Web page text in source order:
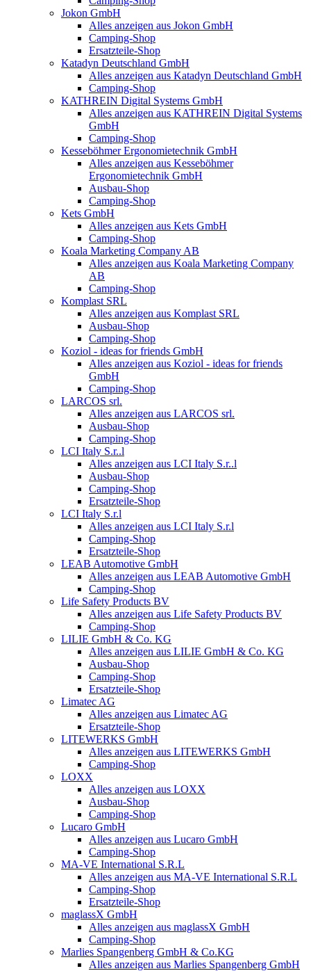
Jokon GmbH
Alles anzeigen aus Jokon GmbH
Camping-Shop
Ersatzteile-Shop
Katadyn Deutschland GmbH
Alles anzeigen aus Katadyn Deutschland GmbH
Camping-Shop
KATHREIN Digital Systems GmbH
Alles anzeigen aus KATHREIN Digital Systems
GmbH
Camping-Shop
Kesseböhmer Ergonomietechnik GmbH
Alles anzeigen aus Kesseböhmer
Ergonomietechnik GmbH
Ausbau-Shop
Camping-Shop
Kets GmbH
Alles anzeigen aus Kets GmbH
Camping-Shop
Koala Marketing Company AB
Alles anzeigen aus Koala Marketing Company
AB
Camping-Shop
Komplast SRL
Alles anzeigen aus Komplast SRL
Ausbau-Shop
Camping-Shop
Koziol - ideas for friends GmbH
Alles anzeigen aus Koziol - ideas for friends
GmbH
Camping-Shop
LARCOS srl.
Alles anzeigen aus LARCOS srl.
Ausbau-Shop
Camping-Shop
LCI Italy S.r..l
Alles anzeigen aus LCI Italy S.r..l
Ausbau-Shop
Camping-Shop
Ersatzteile-Shop
LCI Italy S.r.l
Alles anzeigen aus LCI Italy S.r.l
Camping-Shop
Ersatzteile-Shop
LEAB Automotive GmbH
Alles anzeigen aus LEAB Automotive GmbH
Camping-Shop
Life Safety Products BV
Alles anzeigen aus Life Safety Products BV
Camping-Shop
LILIE GmbH & Co. KG
Alles anzeigen aus LILIE GmbH & Co. KG
Ausbau-Shop
Camping-Shop
Ersatzteile-Shop
Limatec AG
Alles anzeigen aus Limatec AG
Ersatzteile-Shop
LITEWERKS GmbH
Alles anzeigen aus LITEWERKS GmbH
Camping-Shop
LOXX
Alles anzeigen aus LOXX
Ausbau-Shop
Camping-Shop
Lucaro GmbH
Alles anzeigen aus Lucaro GmbH
Camping-Shop
MA-VE International S.R.L
Alles anzeigen aus MA-VE International S.R.L
Camping-Shop
Ersatzteile-Shop
maglassX GmbH
Alles anzeigen aus maglassX GmbH
Camping-Shop
Marlies Spangenberg GmbH & Co.KG
Alles anzeigen aus Marlies Spangenberg GmbH